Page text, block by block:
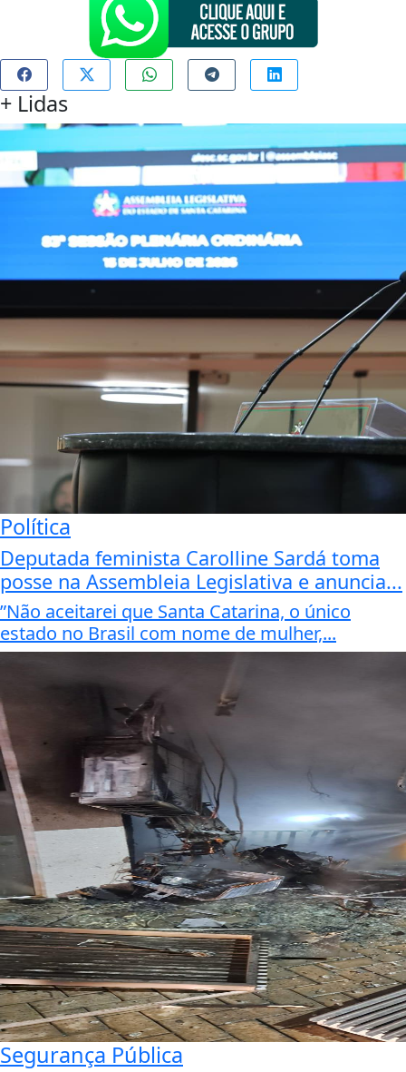
+ Lidas
Política
Deputada feminista Carolline Sardá toma
posse na Assembleia Legislativa e anuncia...
”Não aceitarei que Santa Catarina, o único
estado no Brasil com nome de mulher,...
Segurança Pública